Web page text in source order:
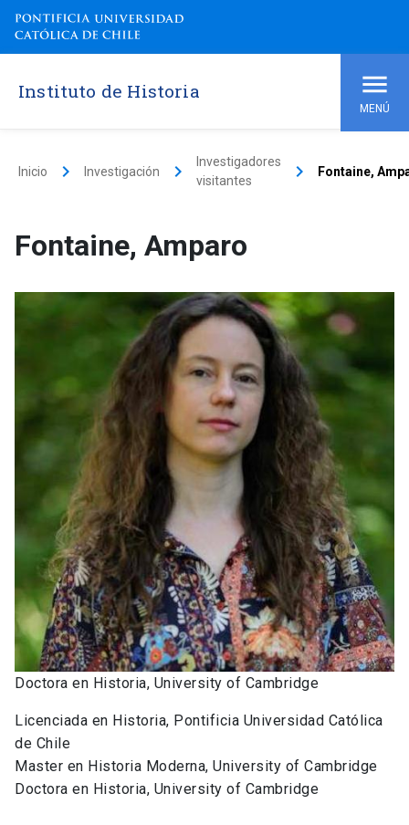
Instituto de Historia
MENÚ
Inicio keyboard_arrow_right Investigación keyboard_arrow_right
Investigadores
visitantes
keyboard_arrow_right Fontaine,
Fontaine, Amparo
Doctora en Historia, University of Cambridge
Licenciada en Historia, Pontificia Universidad Católica
de Chile
Master en Historia Moderna, University of Cambridge
Doctora en Historia, University of Cambridge